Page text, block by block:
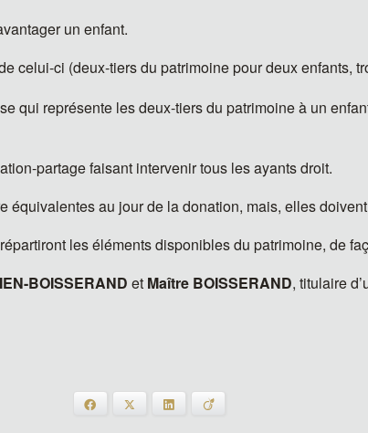
un enfant.
celui-ci (deux-tiers du patrimoine pour deux enfants,
qui représente les deux-tiers du patrimoine à un
partage faisant intervenir tous les ayants droit.
au jour de la donation, mais, elles
les éléments disponibles du patrimoine, de
BOISSERAND et Maître BOISSERAND, titulaire
Facebook LinkedIn